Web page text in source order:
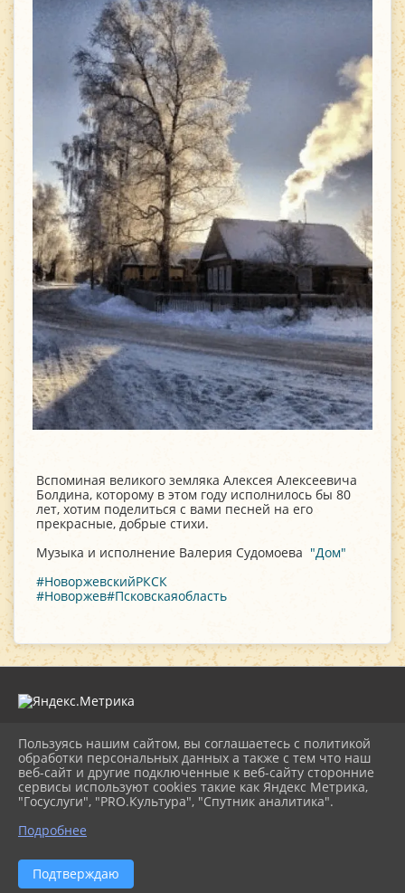
Вспоминая великого земляка Алексея Алексеевича
Болдина, которому в этом году исполнилось бы 80
лет, хотим поделиться с вами песней на его
прекрасные, добрые стихи.
Музыка и исполнение Валерия Судомоева "Дом"
#НоворжевскийРКСК
#Новоржев#Псковскаяобласть
2026 г. novorgevrkk.ru
Вход
Карта сайта
Политика обработки персональных данных
Сделано на KubCMS
Пользуясь нашим сайтом, вы соглашаетесь с политикой
обработки персональных данных а также с тем что наш
веб-сайт и другие подключенные к веб-сайту сторонние
сервисы используют cookies такие как Яндекс Метрика,
"Госуслуги", "PRO.Культура", "Спутник аналитика".
Подробнее
Подтверждаю